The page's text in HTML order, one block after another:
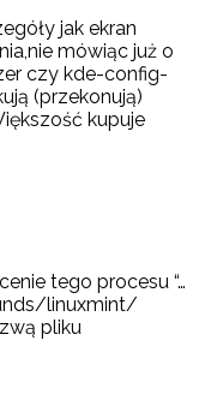
jak ekran
mówiąc już o
czy kde-config-
(przekonują)
kupuje
tego procesu “…
linuxmint/
pliku